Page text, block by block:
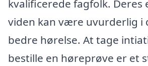
kvalificerede fagfolk. Deres
viden kan være uvurderlig i
bedre hørelse. At tage
bestille en høreprøve er et